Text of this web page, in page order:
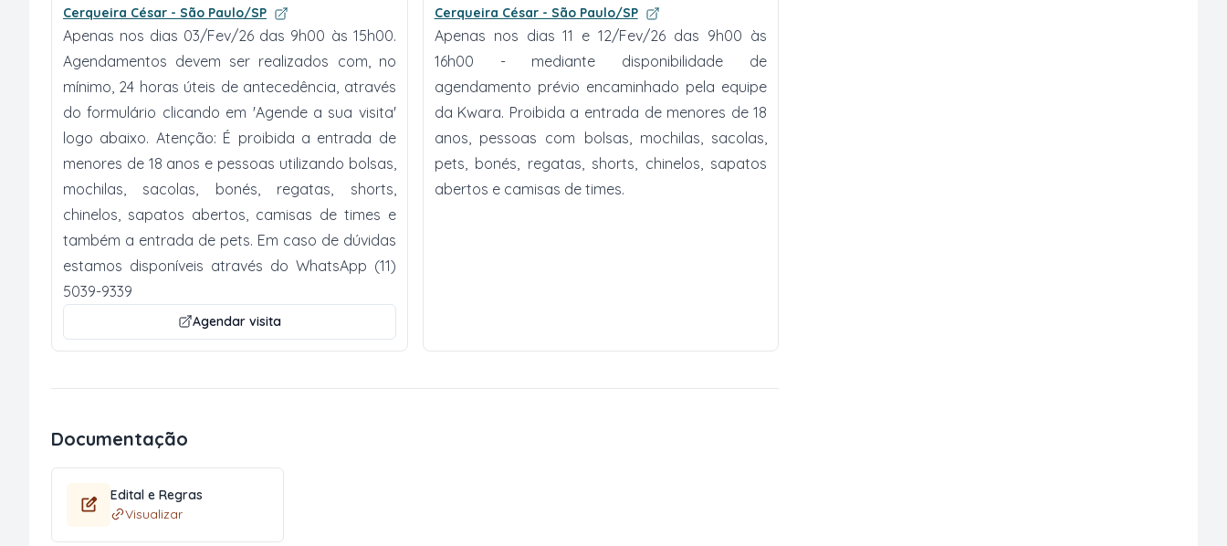
Cerqueira César - São Paulo/SP
Apenas nos dias 03/Fev/26 das 9h00 às 15h00.
Agendamentos devem ser realizados com, no
mínimo, 24 horas úteis de antecedência, através
do formulário clicando em 'Agende a sua visita'
logo abaixo. Atenção: É proibida a entrada de
menores de 18 anos e pessoas utilizando bolsas,
mochilas, sacolas, bonés, regatas, shorts,
chinelos, sapatos abertos, camisas de times e
também a entrada de pets. Em caso de dúvidas
estamos disponíveis através do WhatsApp (11)
5039-9339
Agendar visita
Cerqueira César - São Paulo/SP
Apenas nos dias 11 e 12/Fev/26 das 9h00 às
16h00 - mediante disponibilidade de
agendamento prévio encaminhado pela equipe
da Kwara. Proibida a entrada de menores de 18
anos, pessoas com bolsas, mochilas, sacolas,
pets, bonés, regatas, shorts, chinelos, sapatos
abertos e camisas de times.
Documentação
Edital e Regras
Visualizar